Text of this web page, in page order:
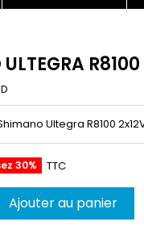
Ultegra R8100
30% TTC
Ajouter au panier